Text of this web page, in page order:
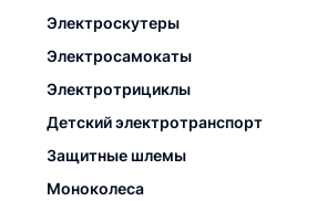
Электроскутеры
Электросамокаты
Электротрициклы
Детский электротранспорт
Защитные шлемы
Моноколеса